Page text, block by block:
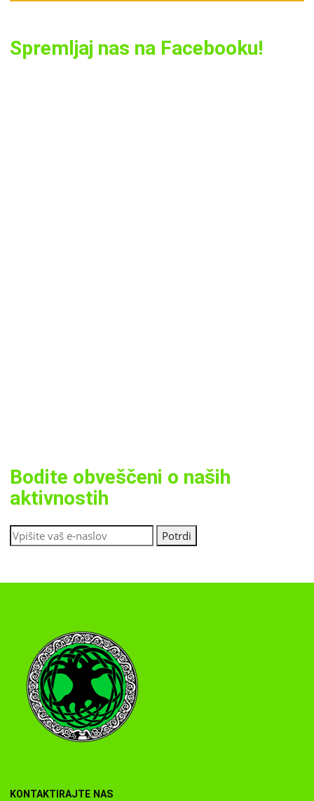
Spremljaj nas na Facebooku!
Bodite obveščeni o naših
aktivnostih
KONTAKTIRAJTE NAS